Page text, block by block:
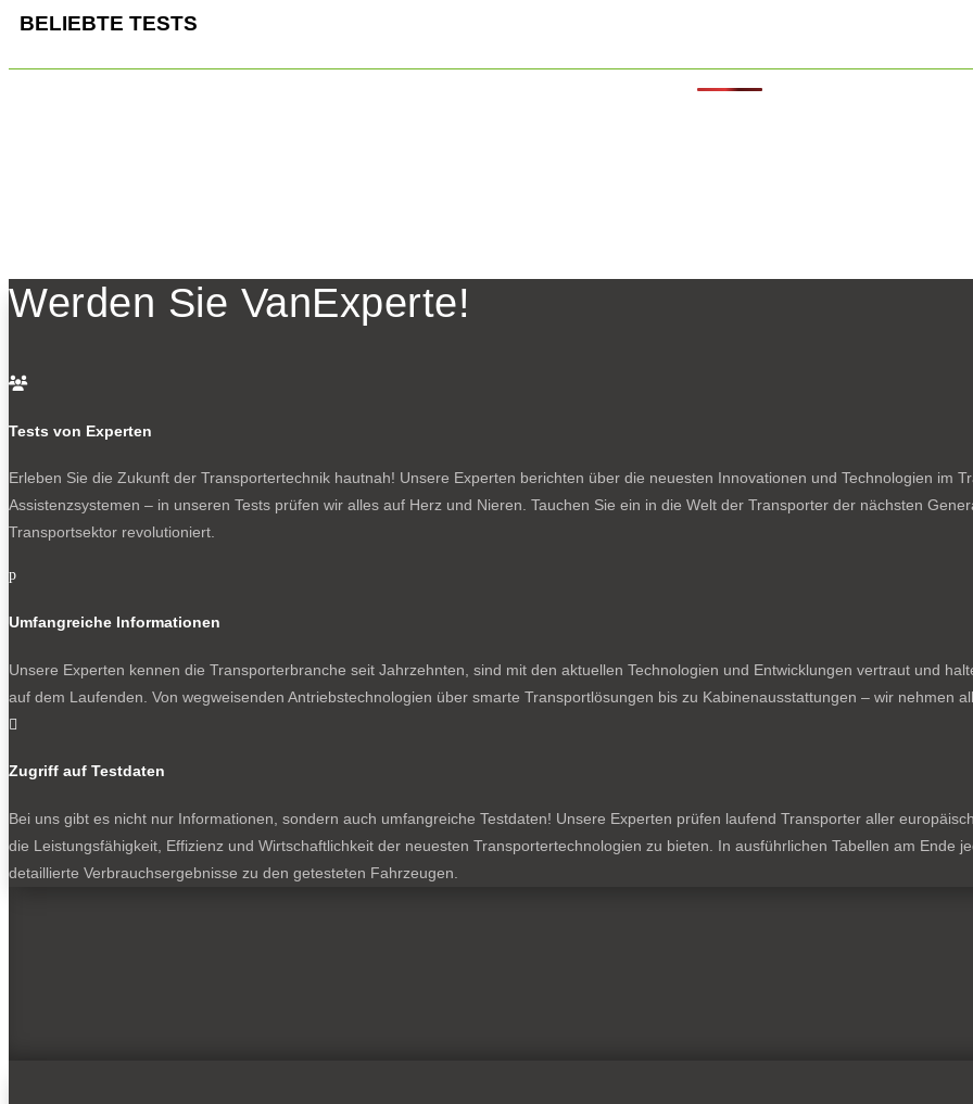
BELIEBTE TESTS
Werden Sie VanExperte!

Tests von Experten
Erleben Sie die Zukunft der Transportertechnik hautnah! Unsere Experten berichten über die neuesten Innovationen und Technologien im
Assistenzsystemen – in unseren Tests prüfen wir alles auf Herz und Nieren. Tauchen Sie ein in die Welt der Transporter der nächsten
Transportsektor revolutioniert.
p
Umfangreiche Informationen
Unsere Experten kennen die Transporterbranche seit Jahrzehnten, sind mit den aktuellen Technologien und Entwicklungen vertraut und
auf dem Laufenden. Von wegweisenden Antriebstechnologien über smarte Transportlösungen bis zu Kabinenausstattungen – wir nehmen

Zugriff auf Testdaten
Bei uns gibt es nicht nur Informationen, sondern auch umfangreiche Testdaten! Unsere Experten prüfen laufend Transporter aller
die Leistungsfähigkeit, Effizienz und Wirtschaftlichkeit der neuesten Transportertechnologien zu bieten. In ausführlichen Tabellen am Ende
detaillierte Verbrauchsergebnisse zu den getesteten Fahrzeugen.